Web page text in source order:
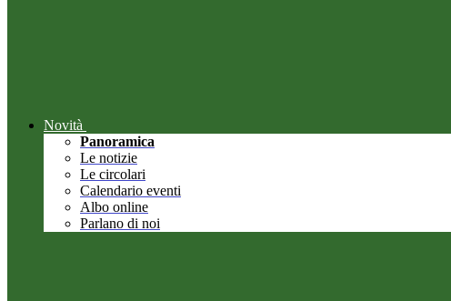
Novità
Panoramica
Le notizie
Le circolari
Calendario eventi
Albo online
Parlano di noi